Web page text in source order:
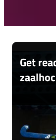
Get
Het is
van start!
checken
voorbereid